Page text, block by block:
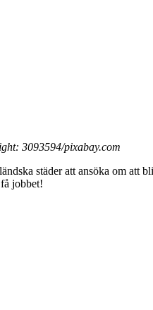
3093594/pixabay.com
städer att ansöka om att
jobbet!